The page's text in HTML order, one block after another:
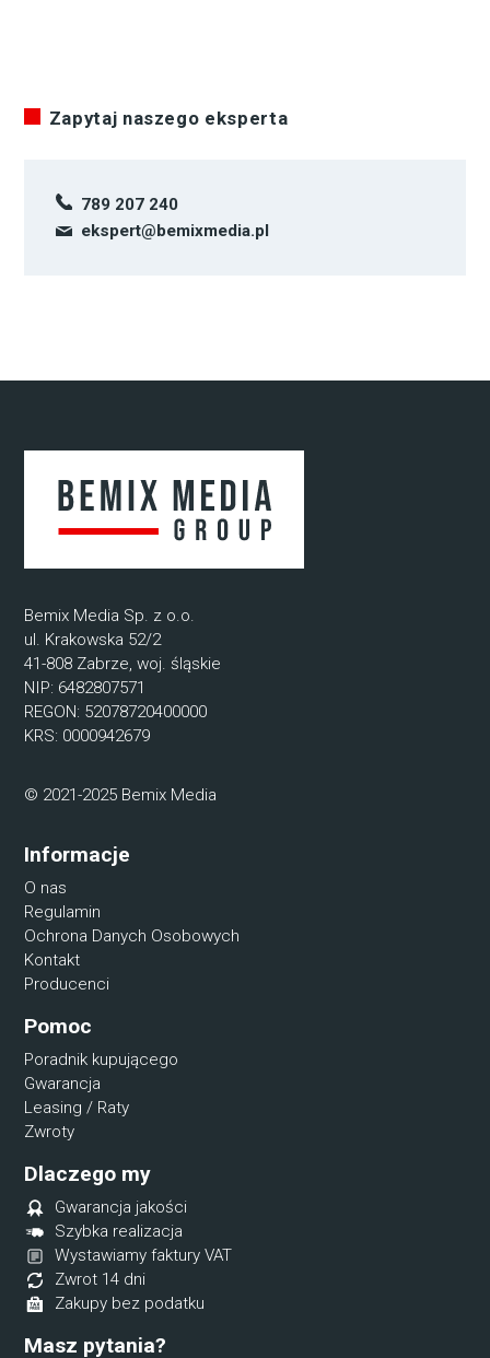
Zapytaj naszego eksperta
789 207 240
ekspert@bemixmedia.pl
Bemix Media Sp. z o.o.
ul. Krakowska 52/2
41-808 Zabrze, woj. śląskie
NIP: 6482807571
REGON: 52078720400000
KRS: 0000942679
© 2021-2025 Bemix Media
Informacje
O nas
Regulamin
Ochrona Danych Osobowych
Kontakt
Producenci
Pomoc
Poradnik kupującego
Gwarancja
Leasing / Raty
Zwroty
Dlaczego my
Gwarancja jakości
Szybka realizacja
Wystawiamy faktury VAT
Zwrot 14 dni
Zakupy bez podatku
Masz pytania?